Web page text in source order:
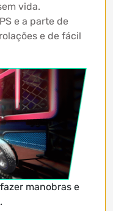
vida.
e a parte de
e de fácil
manobras e